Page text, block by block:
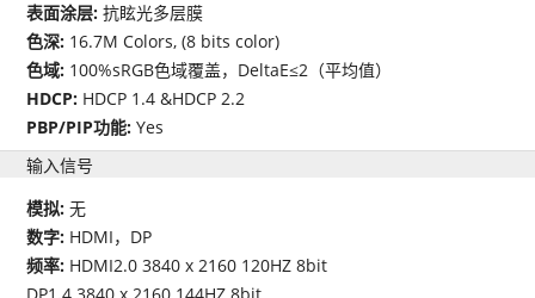
表面涂层:抗眩光多层膜
色深: 16.7M Colors, (8 bits color)
色域: 100%sRGB色域覆盖，DeltaE≤2（平均值）
HDCP: HDCP 1.4 &HDCP 2.2
PBP/PIP功能:Yes
输入信号
模拟:无
数字: HDMI，DP
频率: HDMI2.0 3840 x 2160 120HZ 8bit